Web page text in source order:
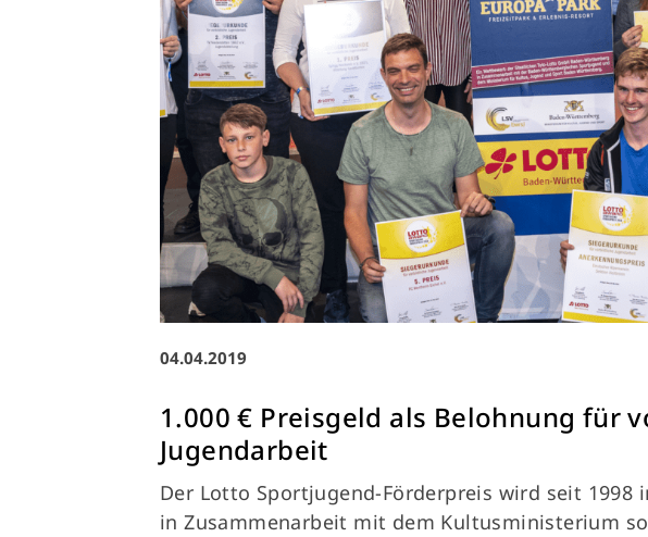
04.04.2019
1.000 € Preisgeld als Belohnung für
Jugendarbeit
Der Lotto Sportjugend-Förderpreis wird seit 1998
in Zusammenarbeit mit dem Kultusministerium
Quicklinks
Sportangebote finden
Unser Sportangebot
Sportsuche
Ausfälle und Vertretungen
Deutsches Sportabzeichen
Alles